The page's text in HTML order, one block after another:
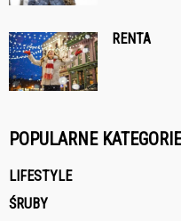
RENTA
POPULARNE KATEGORIE
LIFESTYLE
ŚRUBY